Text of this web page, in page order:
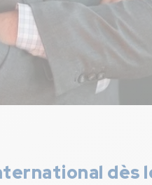
dès